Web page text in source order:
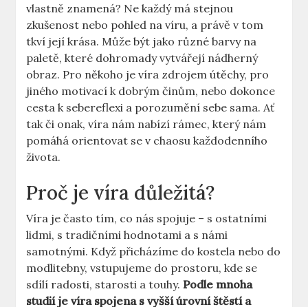
vlastně znamená? Ne každý má stejnou
zkušenost nebo pohled na víru, a právě v tom
tkví její krása. Může být jako různé barvy na
paletě, které dohromady vytvářejí nádherný
obraz. Pro někoho je víra zdrojem útěchy, pro
jiného motivací k dobrým činům, nebo dokonce
cesta k sebereflexi a porozumění sebe sama. Ať
tak či onak, víra nám nabízí rámec, který nám
pomáhá orientovat se v chaosu každodenního
života.
Proč je víra důležitá?
Víra je často tím, co nás spojuje – s ostatními
lidmi, s tradičními hodnotami a s námi
samotnými. Když přicházíme do kostela nebo do
modlitebny, vstupujeme do prostoru, kde se
sdílí radosti, starosti a touhy.Podle mnoha
studií je víra spojena s vyšší úrovní štěstí a